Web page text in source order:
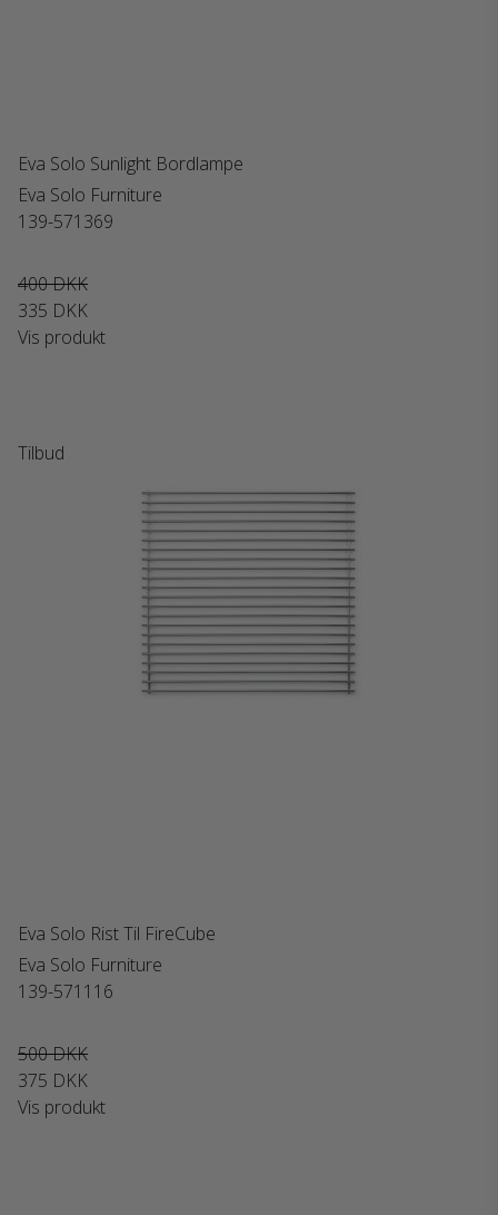
Eva Solo Sunlight Bordlampe
Eva Solo Furniture
139-571369
400 DKK
335 DKK
Vis produkt
Tilbud
Eva Solo Rist Til FireCube
Eva Solo Furniture
139-571116
500 DKK
375 DKK
Vis produkt